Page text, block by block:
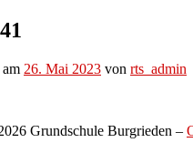
26. Mai 2023 von rts_admin
Grundschule Burgrieden –